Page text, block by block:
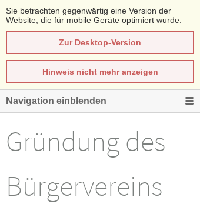
Sie betrachten gegenwärtig eine Version der
Website, die für mobile Geräte optimiert wurde.
Zur Desktop-Version
Hinweis nicht mehr anzeigen
Navigation einblenden
Gründung des
Bürgervereins